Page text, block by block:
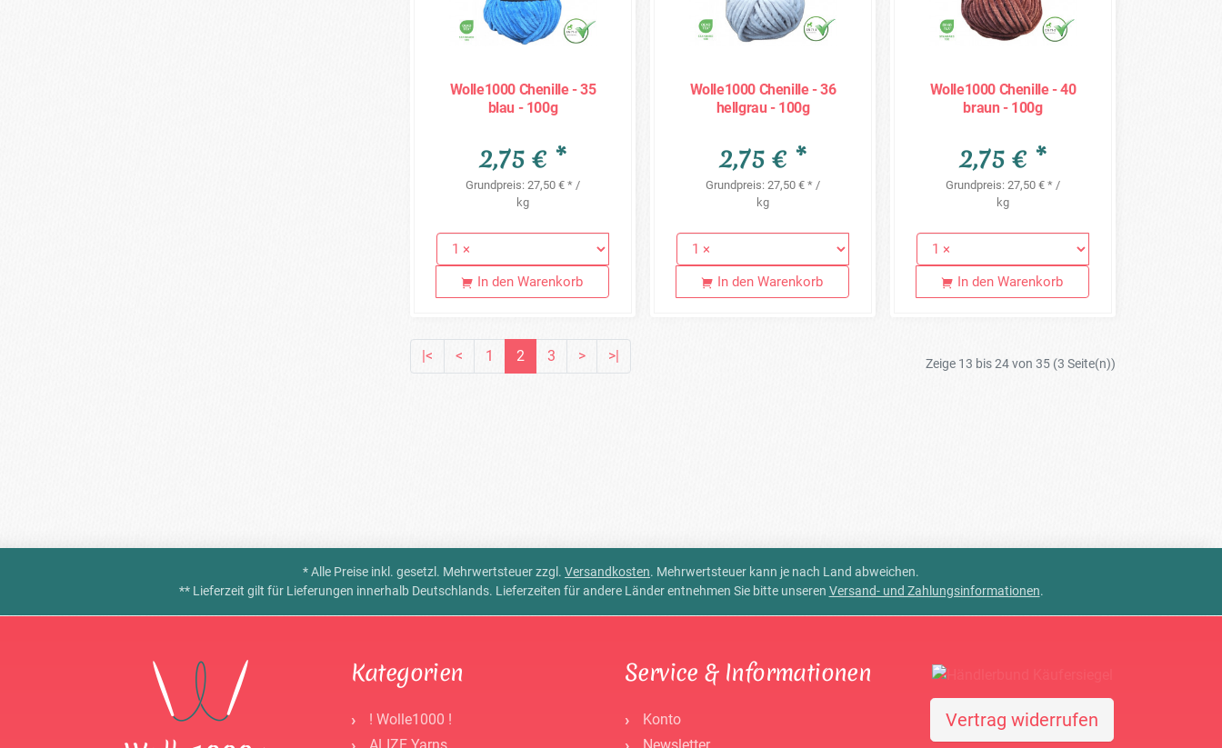
Wolle1000 Chenille - 35
blau - 100g
2,75 € *
Grundpreis: 27,50 € * /
kg
In den Warenkorb
Wolle1000 Chenille - 36
hellgrau - 100g
2,75 € *
Grundpreis: 27,50 € * /
kg
In den Warenkorb
Wolle1000 Chenille - 40
braun - 100g
2,75 € *
Grundpreis: 27,50 € * /
kg
In den Warenkorb
|< < 1 2 3 > >| Zeige 13 bis 24 von 35 (3 Seite(n))
* Alle Preise inkl. gesetzl. Mehrwertsteuer zzgl. Versandkosten. Mehrwertsteuer kann je nach Land abweichen.
** Lieferzeit gilt für Lieferungen innerhalb Deutschlands. Lieferzeiten für andere Länder entnehmen Sie bitte unseren Versand- und Zahlungsinformationen.
Kategorien
! Wolle1000 !
Service & Informationen
Konto
Vertrag widerrufen